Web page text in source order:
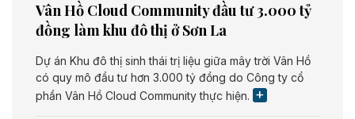
Vân Hồ Cloud Community đầu tư 3.000 tỷ
đồng làm khu đô thị ở Sơn La
Dự án Khu đô thị sinh thái trị liệu giữa mây trời Vân Hồ
có quy mô đầu tư hơn 3.000 tỷ đồng do Công ty cổ
phần Vân Hồ Cloud Community thực hiện.